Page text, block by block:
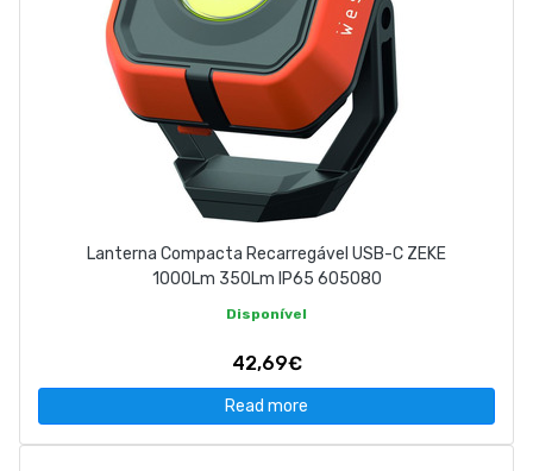
Lanterna Compacta Recarregável USB-C ZEKE
1000Lm 350Lm IP65 605080
Disponível
42,69€
Read more